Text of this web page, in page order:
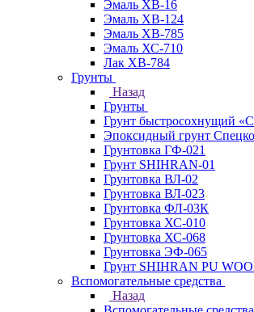
Эмаль ХВ-16
Эмаль ХВ-124
Эмаль ХВ-785
Эмаль ХС-710
Лак ХВ-784
Грунты
Назад
Грунты
Грунт быстросохнущий
Эпоксидный грунт
Грунтовка ГФ-021
Грунт SHIHRAN-01
Грунтовка ВЛ-02
Грунтовка ВЛ-023
Грунтовка ФЛ-03К
Грунтовка ХС-010
Грунтовка ХС-068
Грунтовка ЭФ-065
Грунт SHIHRAN PU
Вспомогательные средства
Назад